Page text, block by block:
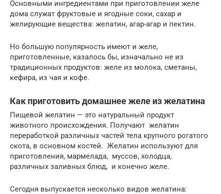
Основными ингредиентами при приготовлении желе
дома служат фруктовые и ягодные соки, сахар и
желирующие вещества: желатин, агар-агар и пектин.
Но большую популярность имеют и желе,
приготовленные, казалось бы, изначально не из
традиционных продуктов: желе из молока, сметаны,
кефира, из чая и кофе.
Как приготовить домашнее желе из желатина
Пищевой желатин — это натуральный продукт
животного происхождения. Получают желатин
переработкой различных частей тела крупного рогатого
скота, в основном костей. Желатин используют для
приготовления, мармелада, муссов, холодца,
различных заливных блюд, и конечно желе.
Сегодня выпускается несколько видов желатина: